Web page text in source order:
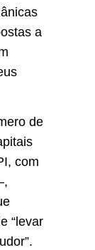
a
de
com
“levar